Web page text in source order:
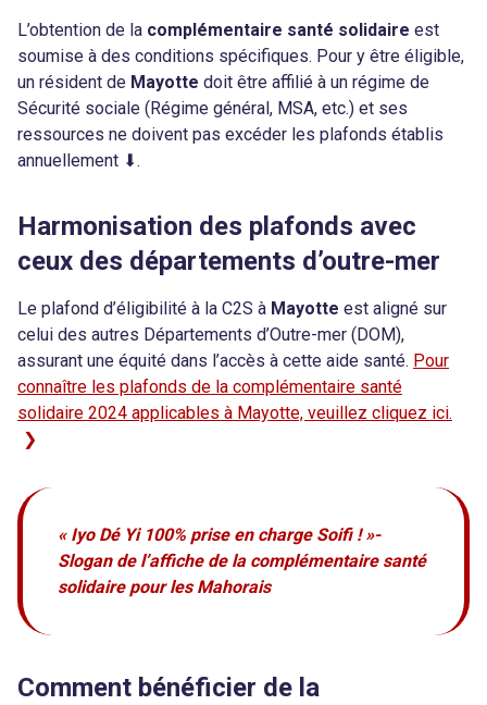
L’obtention de la complémentaire santé solidaire est
soumise à des conditions spécifiques. Pour y être éligible,
un résident de Mayotte doit être affilié à un régime de
Sécurité sociale (Régime général, MSA, etc.) et ses
ressources ne doivent pas excéder les plafonds établis
annuellement ⬇.
Harmonisation des plafonds avec
ceux des départements d’outre-mer
Le plafond d’éligibilité à la C2S à Mayotte est aligné sur
celui des autres Départements d’Outre-mer (DOM),
assurant une équité dans l’accès à cette aide santé. Pour
connaître les plafonds de la complémentaire santé
solidaire 2024 applicables à Mayotte, veuillez cliquez ici.
« Iyo Dé Yi 100% prise en charge Soifi ! »-
Slogan de l’affiche de la complémentaire santé
solidaire pour les Mahorais
Comment bénéficier de la